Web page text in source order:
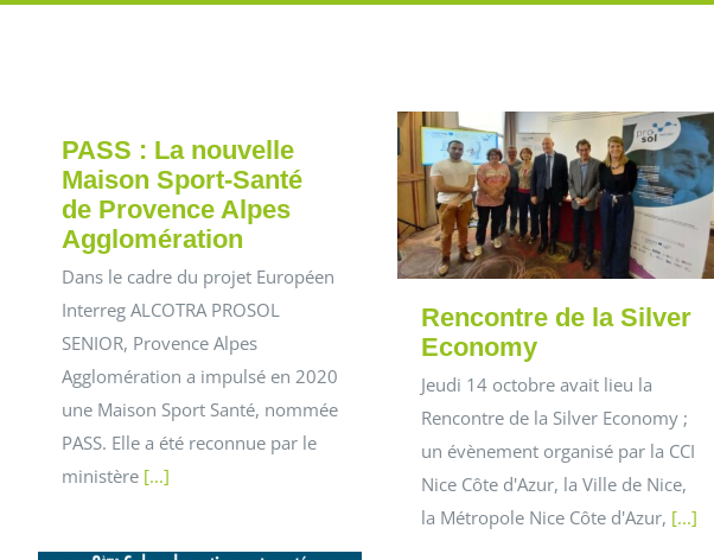
PASS : La nouvelle
Maison Sport-Santé
de Provence Alpes
Agglomération
Dans le cadre du projet Européen
Interreg ALCOTRA PROSOL
SENIOR, Provence Alpes
Agglomération a impulsé en 2020
une Maison Sport Santé, nommée
PASS. Elle a été reconnue par le
ministère [...]
Rencontre de la Silver
Economy
Jeudi 14 octobre avait lieu la
Rencontre de la Silver Economy ;
un évènement organisé par la CCI
Nice Côte d'Azur, la Ville de Nice,
la Métropole Nice Côte d'Azur, [...]